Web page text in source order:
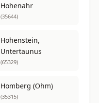
Hohenahr
(35644)
Hohenstein,
Untertaunus
(65329)
Homberg (Ohm)
(35315)